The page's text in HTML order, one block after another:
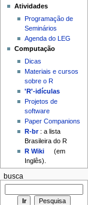
Atividades
Programação de
Seminários
Agenda do LEG
Computação
Dicas
Materiais e cursos
sobre o R
'R'-idículas
Projetos de
software
Paper Companions
R-br: a lista
Brasileira do R
R Wiki
(em
Inglês).
busca